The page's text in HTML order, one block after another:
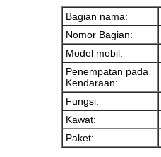
Bagian nama:
Nomor Bagian:
Model mobil:
Penempatan pada
Kendaraan:
Fungsi:
Kawat:
Paket: